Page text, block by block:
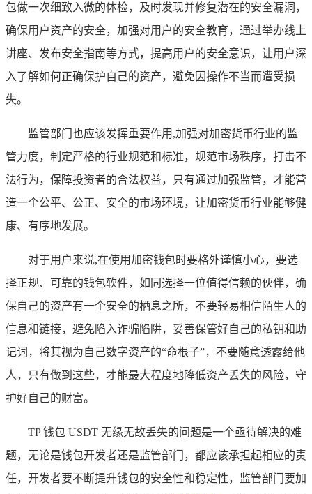
包做一次细致入微的体检，及时发现并修复潜在的安全漏洞，
确保用户资产的安全，加强对用户的安全教育，通过举办线上
讲座、发布安全指南等方式，提高用户的安全意识，让用户深
入了解如何正确保护自己的资产，避免因操作不当而遭受损
失。
监管部门也应该发挥重要作用,加强对加密货币行业的监
管力度，制定严格的行业规范和标准，规范市场秩序，打击不
法行为，保障投资者的合法权益，只有通过加强监管，才能营
造一个公平、公正、安全的市场环境，让加密货币行业能够健
康、有序地发展。
对于用户来说,在使用加密钱包时要格外谨慎小心，要选
择正规、可靠的钱包软件，如同选择一位值得信赖的伙伴，确
保自己的资产有一个安全的栖息之所，不要轻易相信陌生人的
信息和链接，避免陷入诈骗陷阱，妥善保管好自己的私钥和助
记词，将其视为自己数字资产的“命根子”，不要随意透露给他
人，只有做到这些，才能最大程度地降低资产丢失的风险，守
护好自己的财富。
TP 钱包 USDT 无缘无故丢失的问题是一个亟待解决的难
题，无论是钱包开发者还是监管部门，都应该承担起相应的责
任，开发者要不断提升钱包的安全性和稳定性，监管部门要加